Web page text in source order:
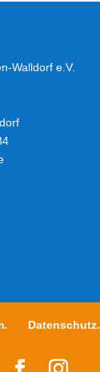
Walldorf e.V.
Datenschutz.